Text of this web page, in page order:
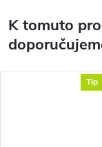
K tomuto
Tip